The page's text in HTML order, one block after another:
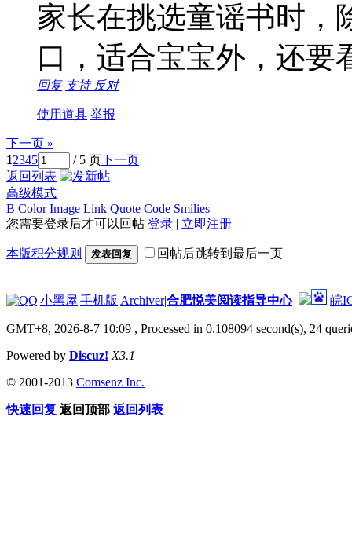
家长在挑选童谣书时，
口，适合宝宝外，还要
回复 支持 反对
使用道具 举报
下一页 »
12345 / 5 页下一页
返回列表
高级模式
B Color Image Link Quote Code Smilies
您需要登录后才可以回帖 登录 | 立即注册
本版积分规则 发表回复 回帖后跳转到最后一页
|小黑屋|手机版|Archiver|合肥悦美阅读指导中心 皖
GMT+8, 2026-8-7 10:09 , Processed in 0.108094 second(s), 24
Powered by Discuz! X3.1
© 2001-2013 Comsenz Inc.
快速回复 返回顶部 返回列表